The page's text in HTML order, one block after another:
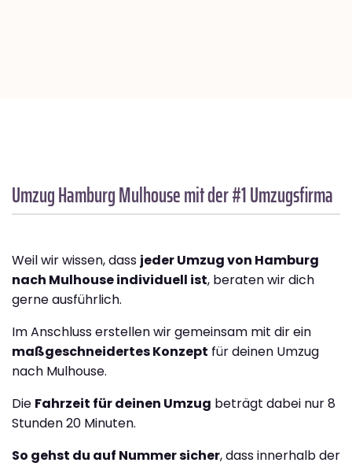
Umzug HamburgMulhousemit der #1 Umzugsfirma
Weil wir wissen, dass jeder Umzug von Hamburg
nach Mulhouse individuell ist, beraten wir dich
gerne ausführlich.
Im Anschluss erstellen wir gemeinsam mit dir ein
maßgeschneidertes Konzept für deinen Umzug
nach Mulhouse.
Die Fahrzeit für deinen Umzug beträgt dabei nur 8
Stunden 20 Minuten.
So gehst du auf Nummer sicher, dass innerhalb der